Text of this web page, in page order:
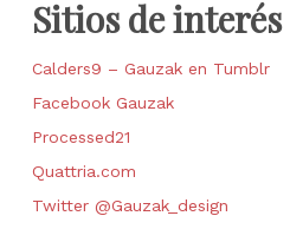
Sitios de interés
Calders9 – Gauzak en Tumblr
Facebook Gauzak
Processed21
Quattria.com
Twitter @Gauzak_design